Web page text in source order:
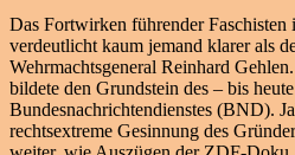
Das Fortwirken führender
verdeutlicht kaum jemand klarer als
Wehrmachtsgeneral Reinhard
bildete den Grundstein des – bis
Bundesnachrichtendienstes (BND).
rechtsextreme Gesinnung des